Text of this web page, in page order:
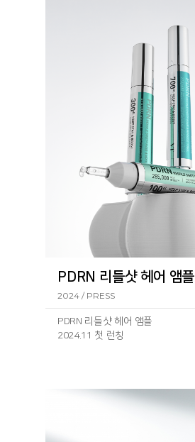
PDRN 리들샷 헤어 앰플
2024 / PRESS
PDRN 리들샷 헤어 앰플
2024.11 첫 런칭
no=292430